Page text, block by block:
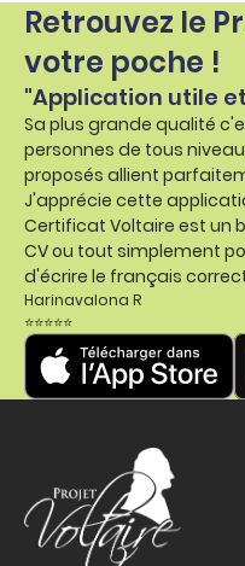
Retrouvez le
votre poche !
"Application utile
Sa plus grande qualité
personnes de tous
proposés allient
J'apprécie cette
Certificat Voltaire est un
CV ou tout simplement
d'écrire le français
Harinavalona R
⭐⭐⭐⭐⭐